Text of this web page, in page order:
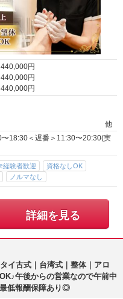
440,000円
440,000円
440,000円
他
〜18:30＜遅番＞11:30〜20:30(実
経験者歓迎
資格なしOK
ノルマなし
詳細を見る
イ古式｜台湾式｜整体｜アロ
午後からの営業なので午前中
低報酬保障あり◎